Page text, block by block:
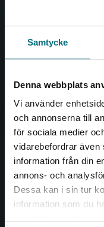
Samtycke
Denna webbplats
Vi använder
och annonserna till
för sociala medier
vidarebefordrar även
information från din
annons- och
Dessa kan i sin tur
information som du
Det verkar som
och öppnar dörren
såväl barn som vuxna.
Kontakta oss
Kontakta oss
046-31 20 00
Box 141
221 00 Lund
Besöksadress: